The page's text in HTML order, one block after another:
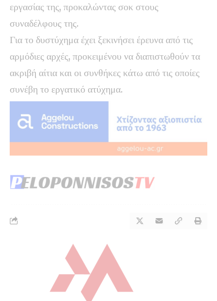
εργασίας της, προκαλώντας σοκ στους
συναδέλφους της.
Για το δυστύχημα έχει ξεκινήσει έρευνα από τις
αρμόδιες αρχές, προκειμένου να διαπιστωθούν τα
ακριβή αίτια και οι συνθήκες κάτω από τις οποίες
συνέβη το εργατικό ατύχημα.